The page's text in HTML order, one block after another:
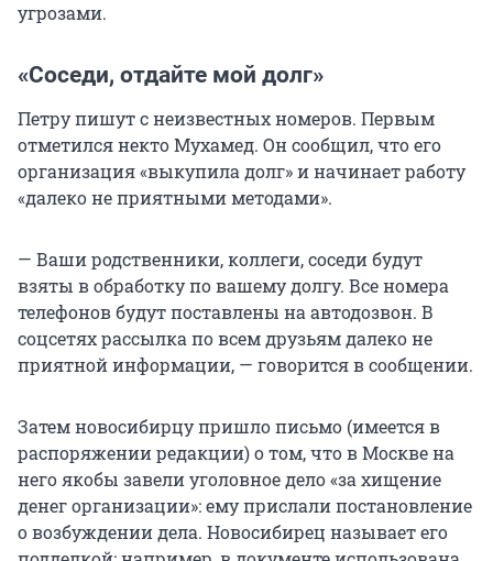
угрозами.
«Соседи, отдайте мой долг»
Петру пишут с неизвестных номеров. Первым
отметился некто Мухамед. Он сообщил, что его
организация «выкупила долг» и начинает работу
«далеко не приятными методами».
— Ваши родственники, коллеги, соседи будут
взяты в обработку по вашему долгу. Все номера
телефонов будут поставлены на автодозвон. В
соцсетях рассылка по всем друзьям далеко не
приятной информации, — говорится в сообщении.
Затем новосибирцу пришло письмо (имеется в
распоряжении редакции) о том, что в Москве на
него якобы завели уголовное дело «за хищение
денег организации»: ему прислали постановление
о возбуждении дела. Новосибирец называет его